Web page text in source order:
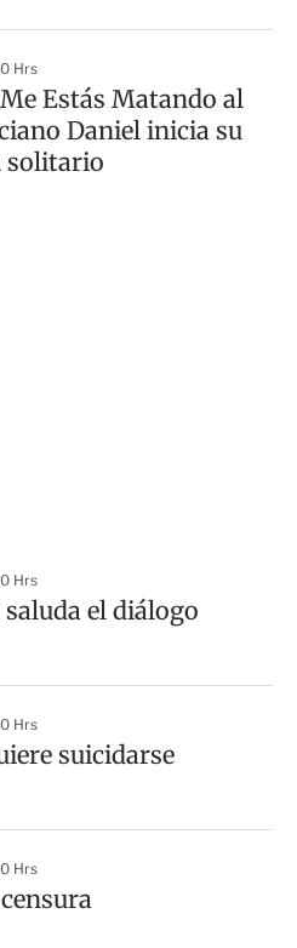
Hrs
Estás Matando al
Daniel inicia su
solitario
Hrs
el diálogo
Hrs
suicidarse
Hrs